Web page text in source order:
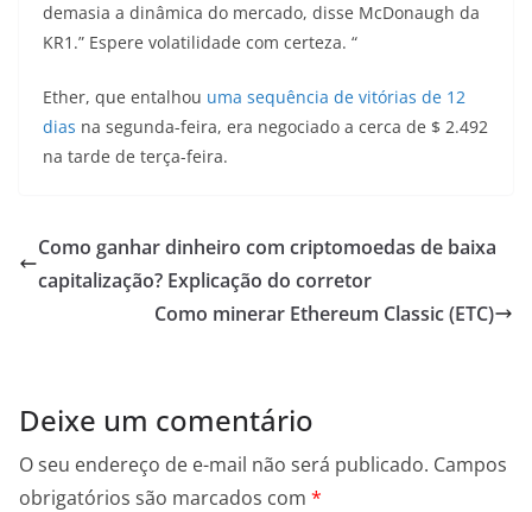
demasia a dinâmica do mercado, disse McDonaugh da
KR1.” Espere volatilidade com certeza. “
Ether, que entalhou uma sequência de vitórias de 12
dias na segunda-feira, era negociado a cerca de $ 2.492
na tarde de terça-feira.
Como ganhar dinheiro com criptomoedas de baixa
capitalização? Explicação do corretor
Como minerar Ethereum Classic (ETC)
Deixe um comentário
O seu endereço de e-mail não será publicado. Campos
obrigatórios são marcados com *